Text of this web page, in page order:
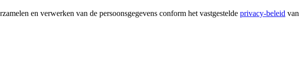
en verwerken van de persoonsgegevens conform het vastgestelde privacy-beleid van